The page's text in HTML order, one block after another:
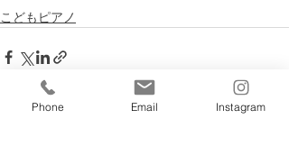
こどもピアノ
Phone Email Instagram